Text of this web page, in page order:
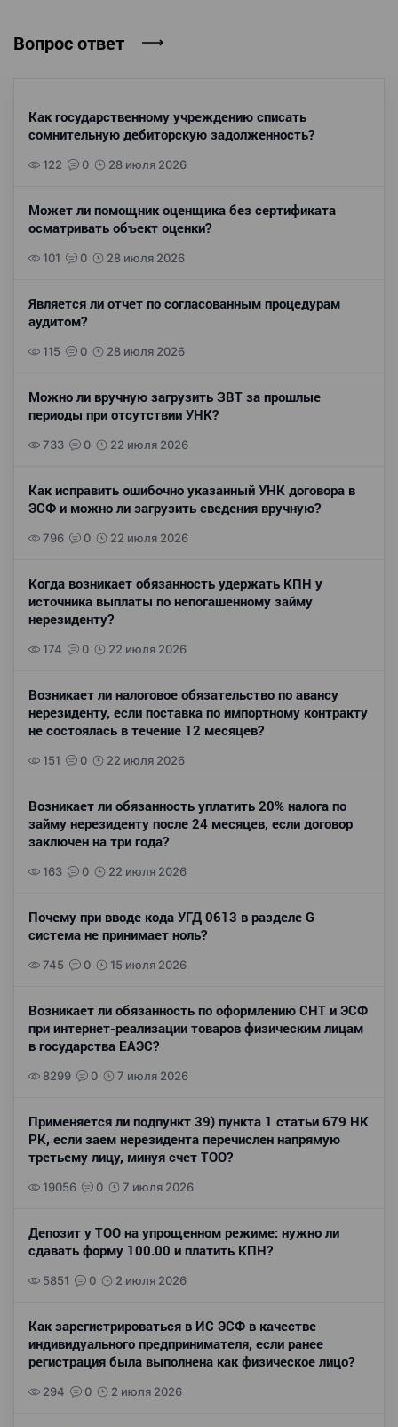
Вопрос ответ
Как государственному учреждению списать
сомнительную дебиторскую задолженность?
122 0 28 июля 2026
Может ли помощник оценщика без сертификата
осматривать объект оценки?
101 0 28 июля 2026
Является ли отчет по согласованным процедурам
аудитом?
115 0 28 июля 2026
Можно ли вручную загрузить ЗВТ за прошлые
периоды при отсутствии УНК?
733 0 22 июля 2026
Как исправить ошибочно указанный УНК договора в
ЭСФ и можно ли загрузить сведения вручную?
796 0 22 июля 2026
Когда возникает обязанность удержать КПН у
источника выплаты по непогашенному займу
нерезиденту?
174 0 22 июля 2026
Возникает ли налоговое обязательство по авансу
нерезиденту, если поставка по импортному контракту
не состоялась в течение 12 месяцев?
151 0 22 июля 2026
Возникает ли обязанность уплатить 20% налога по
займу нерезиденту после 24 месяцев, если договор
заключен на три года?
163 0 22 июля 2026
Почему при вводе кода УГД 0613 в разделе G
система не принимает ноль?
745 0 15 июля 2026
Возникает ли обязанность по оформлению СНТ и ЭСФ
при интернет-реализации товаров физическим лицам
в государства ЕАЭС?
8299 0 7 июля 2026
Применяется ли подпункт 39) пункта 1 статьи 679 НК
РК, если заем нерезидента перечислен напрямую
третьему лицу, минуя счет ТОО?
19056 0 7 июля 2026
Депозит у ТОО на упрощенном режиме: нужно ли
сдавать форму 100.00 и платить КПН?
5851 0 2 июля 2026
Как зарегистрироваться в ИС ЭСФ в качестве
индивидуального предпринимателя, если ранее
регистрация была выполнена как физическое лицо?
294 0 2 июля 2026